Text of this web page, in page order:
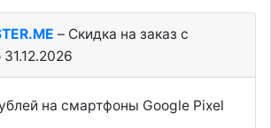
– Скидка на заказ c
на смартфоны Google Pixel